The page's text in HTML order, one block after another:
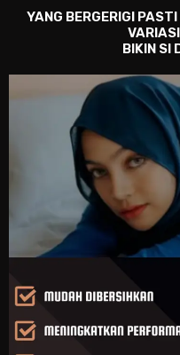
YANG BERGERIGI
BIKIN SI